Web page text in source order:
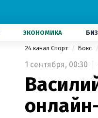
ЭКОНОМИКА
24 канал Спорт Бокс
1 сентября, 00:30